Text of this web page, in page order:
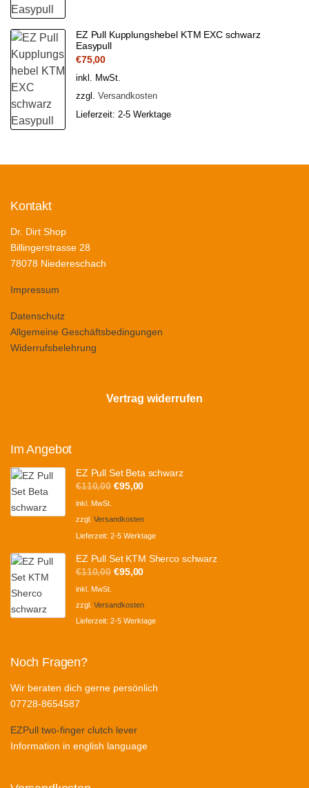
EZ Pull Kupplungshebel KTM EXC schwarz
Easypull
€75,00
inkl. MwSt.
zzgl. Versandkosten
Lieferzeit: 2-5 Werktage
Kontakt
Dr. Dirt Shop
Billingerstrasse 28
78078 Niedereschach
Impressum
Datenschutz
Allgemeine Geschäftsbedingungen
Widerrufsbelehrung
Vertrag widerrufen
Im Angebot
EZ Pull Set Beta schwarz
€110,00 Ursprünglicher
war:
€110,00
€95,00Aktueller
ist:
€95,00.
inkl. MwSt.
zzgl. Versandkosten
Lieferzeit: 2-5 Werktage
EZ Pull Set KTM Sherco schwarz
€110,00 Ursprünglicher
war:
€110,00
€95,00Aktueller
ist:
€95,00.
inkl. MwSt.
zzgl. Versandkosten
Lieferzeit: 2-5 Werktage
Noch Fragen?
Wir beraten dich gerne persönlich
07728-8654587
EZPull two-finger clutch lever
Information in english language